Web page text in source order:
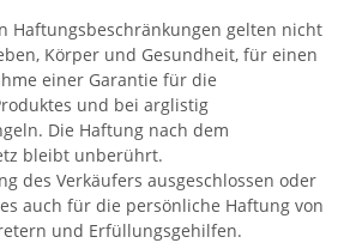
Haftungsbeschränkungen gelten nicht
Körper und Gesundheit, für einen
einer Garantie für die
und bei arglistig
Die Haftung nach dem
bleibt unberührt.
des Verkäufers ausgeschlossen oder
auch für die persönliche Haftung von
und Erfüllungsgehilfen.